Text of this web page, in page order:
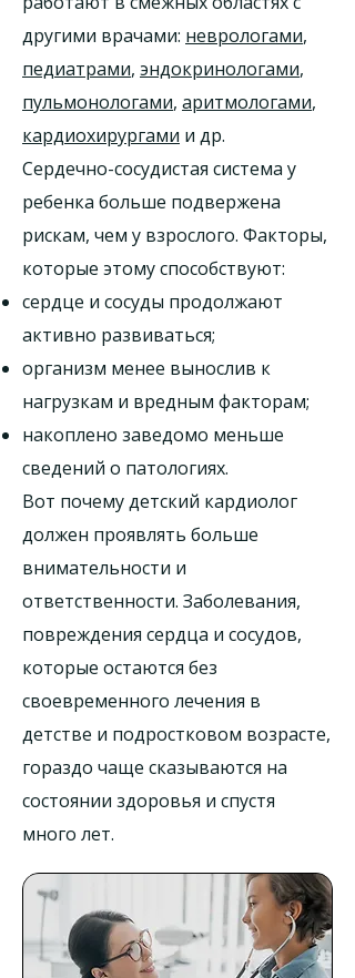
другими врачами: неврологами,
педиатрами, эндокринологами,
пульмонологами, аритмологами,
кардиохирургами и др.
Сердечно-сосудистая система у
ребенка больше подвержена
рискам, чем у взрослого. Факторы,
которые этому способствуют:
сердце и сосуды продолжают
активно развиваться;
организм менее вынослив к
нагрузкам и вредным факторам;
накоплено заведомо меньше
сведений о патологиях.
Вот почему детский кардиолог
должен проявлять больше
внимательности и
ответственности. Заболевания,
повреждения сердца и сосудов,
которые остаются без
своевременного лечения в
детстве и подростковом возрасте,
гораздо чаще сказываются на
состоянии здоровья и спустя
много лет.